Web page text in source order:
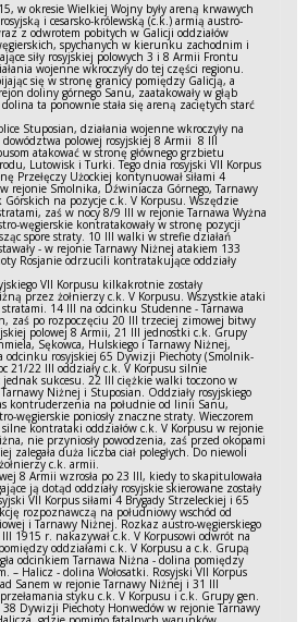
w okresie Wielkiej Wojny były areną krwawych
i cesarsko-królewską (c.k.) armią austro-
z odwrotem pobitych w Galicji oddziałów
spychanych w kierunku zachodnim i
siły rosyjskiej polowych 3 i 8 Armii Frontu
wojenne wkroczyły do tej części regionu.
się w stronę granicy pomiędzy Galicją, a
doliny górnego Sanu, zaatakowały w głąb
ta ponownie stała się areną zaciętych starć
Stuposian, działania wojenne wkroczyły na
polowej rosyjskiej 8 Armii 8 III
atakować w stronę głównego grzbietu
Lutowisk i Turki. Tego dnia rosyjski VII Korpus
Przełęczy Użockiej kontynuował siłami 4
rejonie Smolnika, Dźwiniacza Górnego, Tarnawy
na pozycje c.k. V Korpusu. Wszędzie
zaś w nocy 8/9 III w rejonie Tarnawa Wyżna
węgierskie kontratakowały w stronę pozycji
spore straty. 10 III walki w strefie działań
- w rejonie Tarnawy Niżnej atakiem 133
Rosjanie odrzucili kontratakujące oddziały
VII Korpusu kilkakrotnie zostały
przez żołnierzy c.k. V Korpusu. Wszystkie ataki
stratami. 14 III na odcinku Studenne - Tarnawa
zaś po rozpoczęciu 20 III trzeciej zimowej bitwy
polowej 8 Armii, 21 III jednostki c.k. Grupy
Sękowca, Hulskiego i Tarnawy Niżnej,
odcinku rosyjskiej 65 Dywizji Piechoty (Smolnik-
21/22 III oddziały c.k. V Korpusu silnie
jednak sukcesu. 22 III ciężkie walki toczono w
Niżnej i Stuposian. Oddziały rosyjskiego
kontruderzenia na południe od linii Sanu,
węgierskie poniosły znaczne straty. Wieczorem
kontrataki oddziałów c.k. V Korpusu w rejonie
nie przyniosły powodzenia, zaś przed okopami
zalegała duża liczba ciał poległych. Do niewoli
c.k. armii.
8 Armii wzrosła po 23 III, kiedy to skapitulowała
ją dotąd oddziały rosyjskie skierowane zostały
VII Korpus siłami 4 Brygady Strzeleckiej i 65
rozpoznawczą na południowy wschód od
i Tarnawy Niżnej. Rozkaz austro-węgierskiego
1915 r. nakazywał c.k. V Korpusowi odwrót na
oddziałami c.k. V Korpusu a c.k. Grupą
odcinkiem Tarnawa Niżna - dolina pomiędzy
– Halicz - dolina Wołosatki. Rosyjski VII Korpus
Sanem w rejonie Tarnawy Niżnej i 31 III
styku c.k. V Korpusu i c.k. Grupy gen.
38 Dywizji Piechoty Honwedów w rejonie Tarnawy